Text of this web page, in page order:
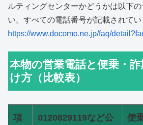
ルティングセンターかどうかは以下
い。すべての電話番号が記載されてい
https://www.docomo.ne.jp/faq/
本物の営業電話と便乗・
け方（比較表）
項
0120829119など公
便